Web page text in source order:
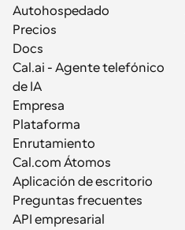
Autohospedado
Precios
Docs
Cal.ai - Agente telefónico
de IA
Empresa
Plataforma
Enrutamiento
Cal.com Átomos
Aplicación de escritorio
Preguntas frecuentes
API empresarial